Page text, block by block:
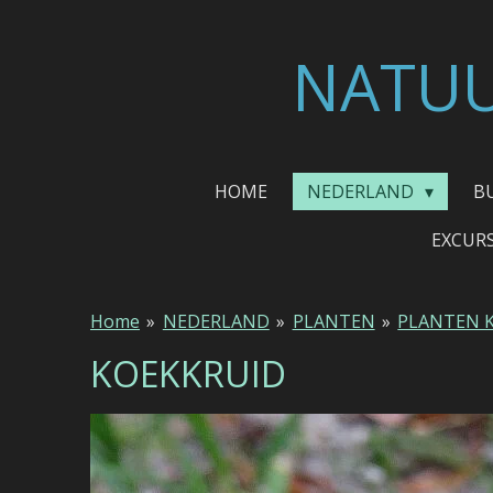
HOME NEDERLAND
Home » NEDERLAND » PLANTEN » PLANTEN
KOEKKRUID